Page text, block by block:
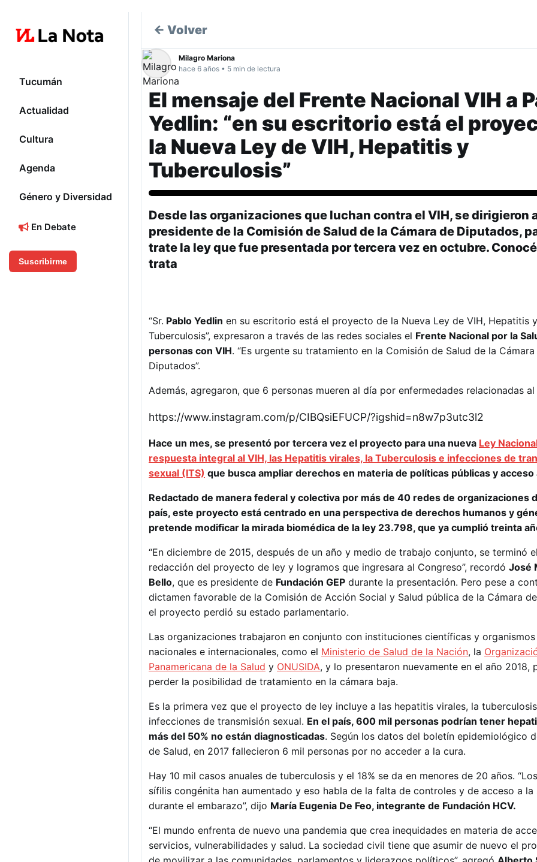
Tucumán
Actualidad
Cultura
Agenda
Género y Diversidad
En Debate
Suscribirme
← Volver
Milagro Mariona
hace 6 años • 5 min de lectura
El mensaje del Frente Nacional VIH a
Yedlin: “en su escritorio está el
la Nueva Ley de VIH, Hepatitis y
Tuberculosis”
Desde las organizaciones que luchan contra el VIH, se dirigieron
presidente de la Comisión de Salud de la Cámara de Diputados,
trate la ley que fue presentada por tercera vez en octubre.
trata
“Sr. Pablo Yedlin en su escritorio está el proyecto de la Nueva Ley de VIH, Hepatitis y
Tuberculosis”, expresaron a través de las redes sociales el Frente Nacional por la
personas con VIH. “Es urgente su tratamiento en la Comisión de Salud de la
Diputados”.
Además, agregaron, que 6 personas mueren al día por enfermedades relacionadas al
https://www.instagram.com/p/CIBQsiEFUCP/?igshid=n8w7p3utc3l2
Hace un mes, se presentó por tercera vez el proyecto para una nueva Ley
respuesta integral al VIH, las Hepatitis virales, la Tuberculosis e infecciones de
sexual (ITS) que busca ampliar derechos en materia de políticas públicas y acceso
Redactado de manera federal y colectiva por más de 40 redes de organizaciones
país, este proyecto está centrado en una perspectiva de derechos humanos y
pretende modificar la mirada biomédica de la ley 23.798, que ya cumplió treinta
“En diciembre de 2015, después de un año y medio de trabajo conjunto, se terminó
redacción del proyecto de ley y logramos que ingresara al Congreso”, recordó José
Bello, que es presidente de Fundación GEP durante la presentación. Pero pese a
dictamen favorable de la Comisión de Acción Social y Salud pública de la Cámara
el proyecto perdió su estado parlamentario.
Las organizaciones trabajaron en conjunto con instituciones científicas y
nacionales e internacionales, como el Ministerio de Salud de la Nación, la
Panamericana de la Salud y ONUSIDA, y lo presentaron nuevamente en el año 2018,
perder la posibilidad de tratamiento en la cámara baja.
Es la primera vez que el proyecto de ley incluye a las hepatitis virales, la
infecciones de transmisión sexual. En el país, 600 mil personas podrían tener
más del 50% no están diagnosticadas. Según los datos del boletín epidemiológico
de Salud, en 2017 fallecieron 6 mil personas por no acceder a la cura.
Hay 10 mil casos anuales de tuberculosis y el 18% se da en menores de 20 años.
sífilis congénita han aumentado y eso habla de la falta de controles y de acceso a la
durante el embarazo”, dijo María Eugenia De Feo, integrante de Fundación HCV.
“El mundo enfrenta de nuevo una pandemia que crea inequidades en materia de
servicios, vulnerabilidades y salud. La sociedad civil tiene que asumir de nuevo el